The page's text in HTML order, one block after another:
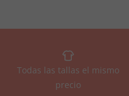
Todas las tallas el mismo
precio